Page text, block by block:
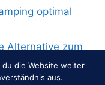
optimal
Alternative zum
du die Website weiter
aus.